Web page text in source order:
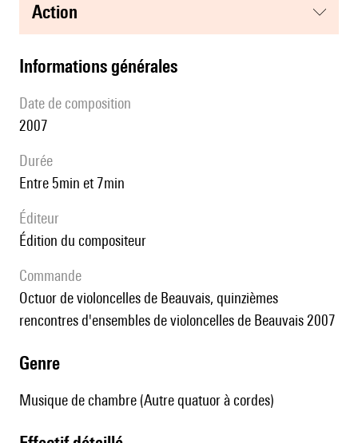
action
informations générales
date de composition
2007
durée
entre 5min et 7min
éditeur
édition du compositeur
Commande
Octuor de violoncelles de Beauvais, quinzièmes
rencontres d'ensembles de violoncelles de Beauvais 2007
genre
Musique de chambre (Autre quatuor à cordes)